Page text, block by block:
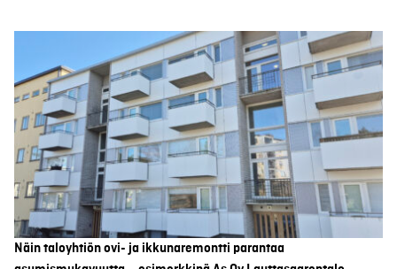
Näin taloyhtiön ovi- ja ikkunaremontti parantaa